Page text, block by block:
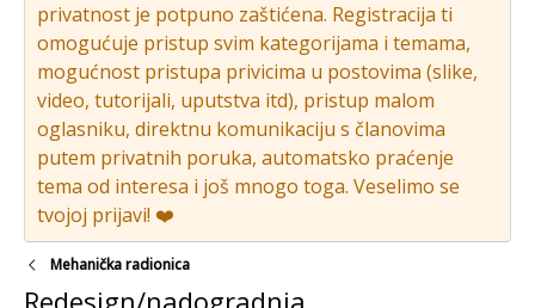
privatnost je potpuno zaštićena. Registracija ti
omogućuje pristup svim kategorijama i temama,
mogućnost pristupa privicima u postovima (slike,
video, tutorijali, uputstva itd), pristup malom
oglasniku, direktnu komunikaciju s članovima
putem privatnih poruka, automatsko praćenje
tema od interesa i još mnogo toga. Veselimo se
tvojoj prijavi! ❤️
Mehanička radionica
Redesign/nadogradnja